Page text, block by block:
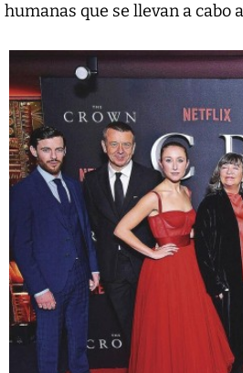
humanas que se llevan a cabo